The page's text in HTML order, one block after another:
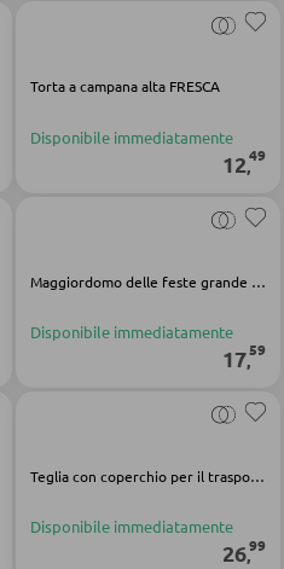
Torta a campana alta FRESCA
Disponibile immediatamente
12,49
Maggiordomo delle feste grande JOHN
Disponibile immediatamente
17,59
Teglia con coperchio per il trasporto Teglia Bake & Go nera
Disponibile immediatamente
26,99